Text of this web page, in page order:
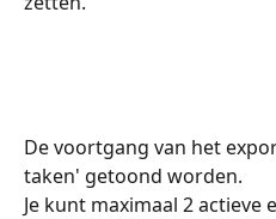
De voortgang van het
taken' getoond worden.
​Je kunt maximaal 2